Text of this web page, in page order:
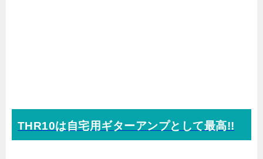
THR10は自宅用ギターアンプとして最高!!